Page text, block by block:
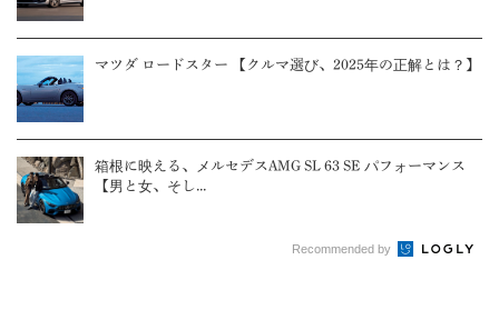
マツダ ロードスター 【クルマ選び、2025年の正解とは？】
箱根に映える、メルセデスAMG SL 63 SE パフォーマンス
【男と女、そし...
Recommended by